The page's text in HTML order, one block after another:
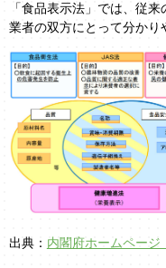
「食品表示法」では、従
業者の双方にとって分かり
出典： 内閣府ホームページ